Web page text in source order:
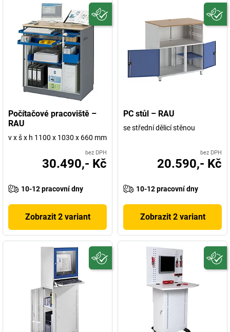
Počítačové pracoviště –
RAU
v x š x h 1100 x 1030 x 660 mm
bez DPH
30.490,- Kč
10-12 pracovní dny
Zobrazit 2 variant
PC stůl – RAU
se střední dělicí stěnou
bez DPH
20.590,- Kč
10-12 pracovní dny
Zobrazit 2 variant